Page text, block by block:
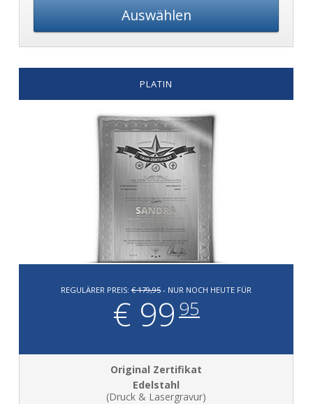
Auswählen
PLATIN
REGULÄRER PREIS: € 179,95 - NUR NOCH HEUTE FÜR
€ 99 95
Edelstahl
(Druck & Lasergravur)